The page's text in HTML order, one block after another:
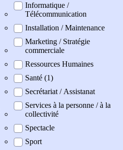
Informatique /
Télécommunication
Installation / Maintenance
Marketing / Stratégie
commerciale
Ressources Humaines
Santé (1)
Secrétariat / Assistanat
Services à la personne / à la
collectivité
Spectacle
Sport